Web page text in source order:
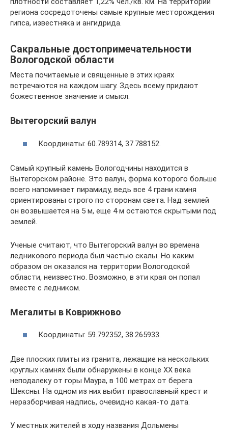
региона сосредоточены самые крупные месторождения
гипса, известняка и ангидрида.
Сакральные достопримечательности
Вологодской области
Места почитаемые и священные в этих краях
встречаются на каждом шагу. Здесь всему придают
божественное значение и смысл.
Вытегорский валун
Координаты: 60.789314, 37.788152.
Самый крупный камень Вологодчины находится в
Вытегорском районе. Это валун, форма которого больше
всего напоминает пирамиду, ведь все 4 грани камня
ориентированы строго по сторонам света. Над землей
он возвышается на 5 м, еще 4 м остаются скрытыми под
землей.
Ученые считают, что Вытегорский валун во времена
ледникового периода был частью скалы. Но каким
образом он оказался на территории Вологодской
области, неизвестно. Возможно, в эти края он попал
вместе с ледником.
Мегалиты в Коврижново
Координаты: 59.792352, 38.265933.
Две плоских плиты из гранита, лежащие на нескольких
круглых камнях были обнаружены в конце XX века
неподалеку от горы Маура, в 100 метрах от берега
Шексны. На одном из них выбит православный крест и
неразборчивая надпись, очевидно какая-то дата.
У местных жителей в ходу названия Дольмены